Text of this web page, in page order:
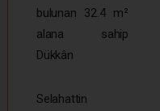
bulunan 32.4 m²
alana sahip
Dükkân
Selahattin